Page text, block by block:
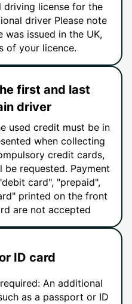
driving license for the
driver Please note
issued in the UK,
of your licence.
first and last
driver
used credit must be in
when collecting
credit cards,
requested. Payment
card", "prepaid",
printed on the front
are not accepted
ID card
An additional
as a passport or ID